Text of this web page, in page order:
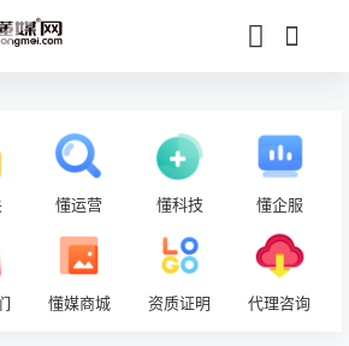
懂运营 懂科技 懂企服
懂媒商城 资质证明 代理咨询